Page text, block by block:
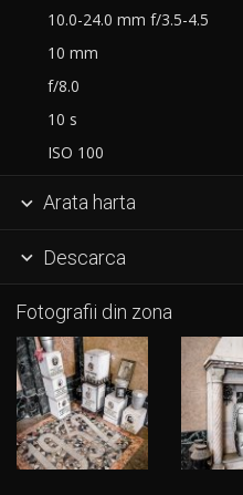
10.0-24.0 mm f/3.5-4.5
10 mm
f/8.0
10 s
ISO 100
 Arata harta
 Descarca
Fotografii din zona